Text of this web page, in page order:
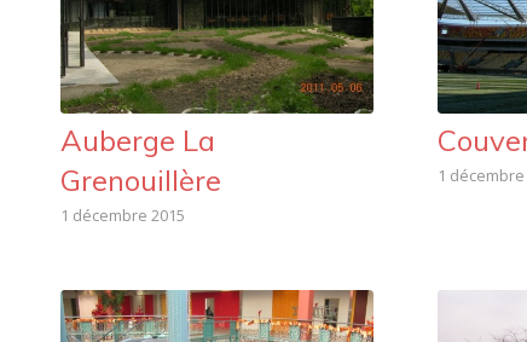
Auberge La
Grenouillère
1 décembre 2015
1 décembre